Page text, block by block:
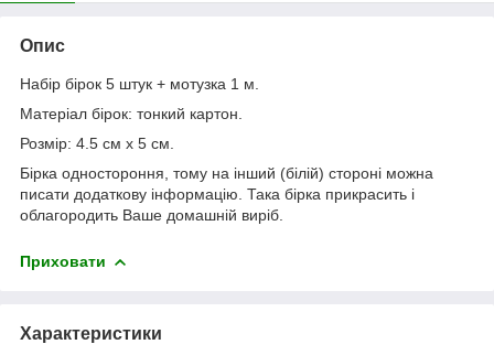
Опис
Набір бірок 5 штук + мотузка 1 м.
Матеріал бірок: тонкий картон.
Розмір: 4.5 см х 5 см.
Бірка одностороння, тому на інший (білій) стороні можна
писати додаткову інформацію. Така бірка прикрасить і
облагородить Ваше домашній виріб.
Приховати
Характеристики